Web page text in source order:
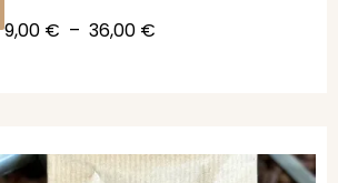
9,00 € – 36,00 €